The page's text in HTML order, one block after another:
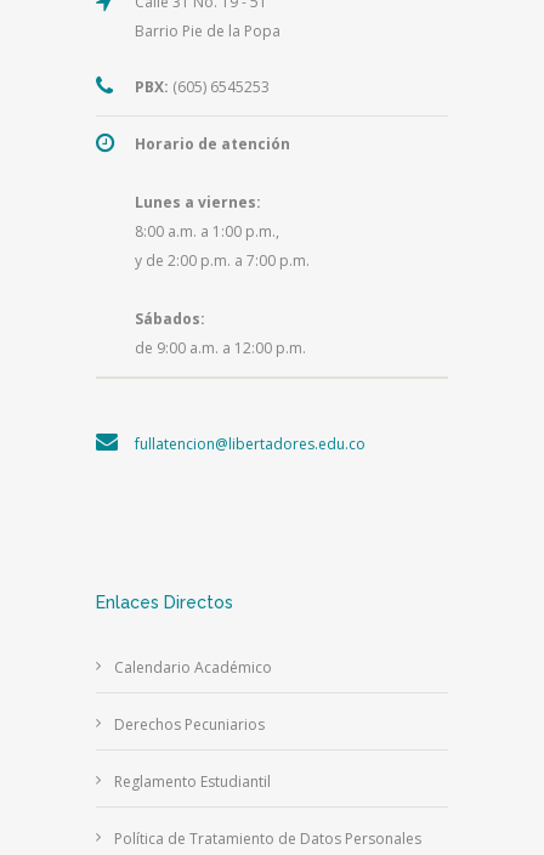
Barrio Pie de la Popa
PBX: (605) 6545253
Horario de atención
Lunes a viernes:
8:00 a.m. a 1:00 p.m.,
y de 2:00 p.m. a 7:00 p.m.
Sábados:
de 9:00 a.m. a 12:00 p.m.
fullatencion@libertadores.edu.co
Enlaces Directos
Calendario Académico
Derechos Pecuniarios
Reglamento Estudiantil
Política de Tratamiento de Datos Personales